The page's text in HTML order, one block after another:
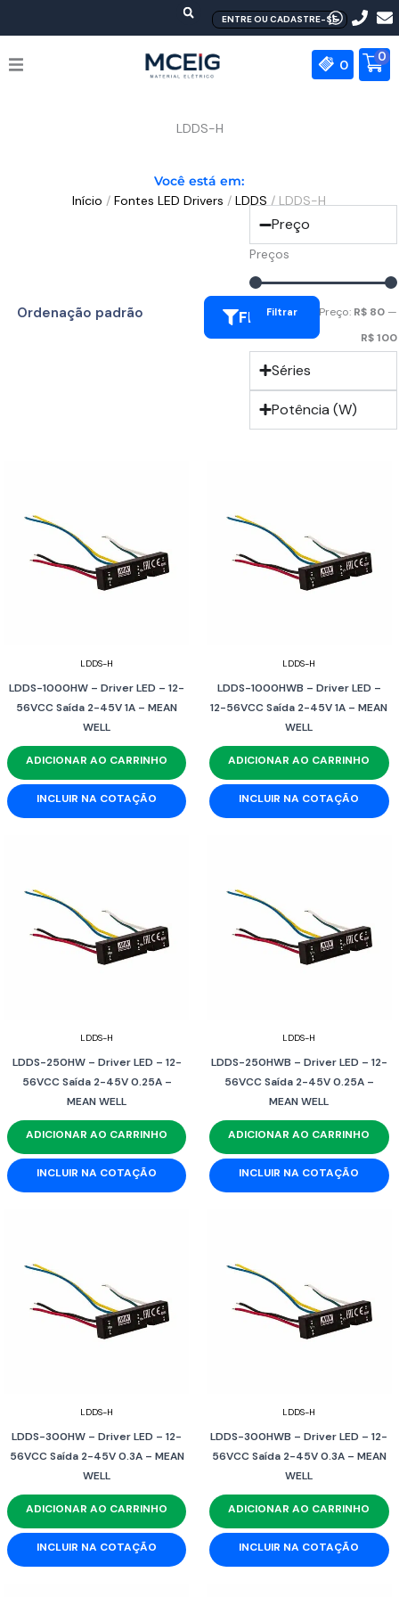
conteúdo
ENTRE OU CADASTRE-SE
PRODUTOS
0
0
LDDS-H
Você está em:
Início /Fontes LED Drivers /LDDS / LDDS-H
FILTRAR
Preço
Preços
Filtrar Preço: R$ 80 —
R$ 100
Séries
Potência (W)
LDDS-H
LDDS-1000HW – Driver LED – 12-
56VCC Saída 2-45V 1A – MEAN
WELL
ADICIONAR AO CARRINHO
INCLUIR NA COTAÇÃO
LDDS-H
LDDS-1000HWB – Driver LED –
12-56VCC Saída 2-45V 1A – MEAN
WELL
ADICIONAR AO CARRINHO
INCLUIR NA COTAÇÃO
LDDS-H
LDDS-250HW – Driver LED – 12-
56VCC Saída 2-45V 0.25A –
MEAN WELL
ADICIONAR AO CARRINHO
INCLUIR NA COTAÇÃO
LDDS-H
LDDS-250HWB – Driver LED – 12-
56VCC Saída 2-45V 0.25A –
MEAN WELL
ADICIONAR AO CARRINHO
INCLUIR NA COTAÇÃO
LDDS-H
LDDS-300HW – Driver LED – 12-
56VCC Saída 2-45V 0.3A – MEAN
WELL
ADICIONAR AO CARRINHO
INCLUIR NA COTAÇÃO
LDDS-H
LDDS-300HWB – Driver LED – 12-
56VCC Saída 2-45V 0.3A – MEAN
WELL
ADICIONAR AO CARRINHO
INCLUIR NA COTAÇÃO